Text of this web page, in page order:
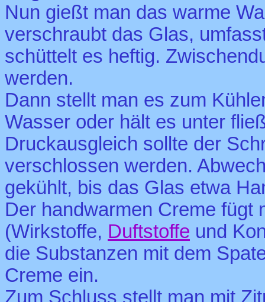
Nun gießt man das warme
verschraubt das Glas,
schüttelt es heftig.
werden.
Dann stellt man es zum
Wasser oder hält es unter
Druckausgleich sollte der
verschlossen werden.
gekühlt, bis das Glas etwa
Der handwarmen Creme fügt
(Wirkstoffe, Duftstoffe und
die Substanzen mit dem
Creme ein.
Zum Schluss stellt man mit